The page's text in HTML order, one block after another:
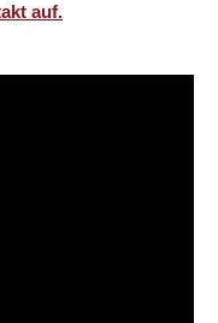
auf.